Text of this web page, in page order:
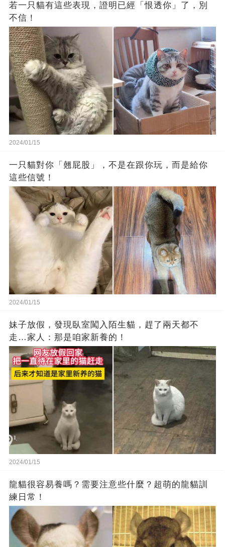
若一只貓有這些表現，證明已經「恨透你」了，別
不信！
2024/01/15
一只貓對你「翹屁股」，不是在跟你玩，而是給你
這些信號！
2024/01/15
妹子放假，發現臥室闖入陌生貓，趕了兩天都不
走…家人：那是咱家新養的！
2024/01/15
龍貓很容易養嗎？需要注意些什麼？超萌的龍貓訓
練日常！